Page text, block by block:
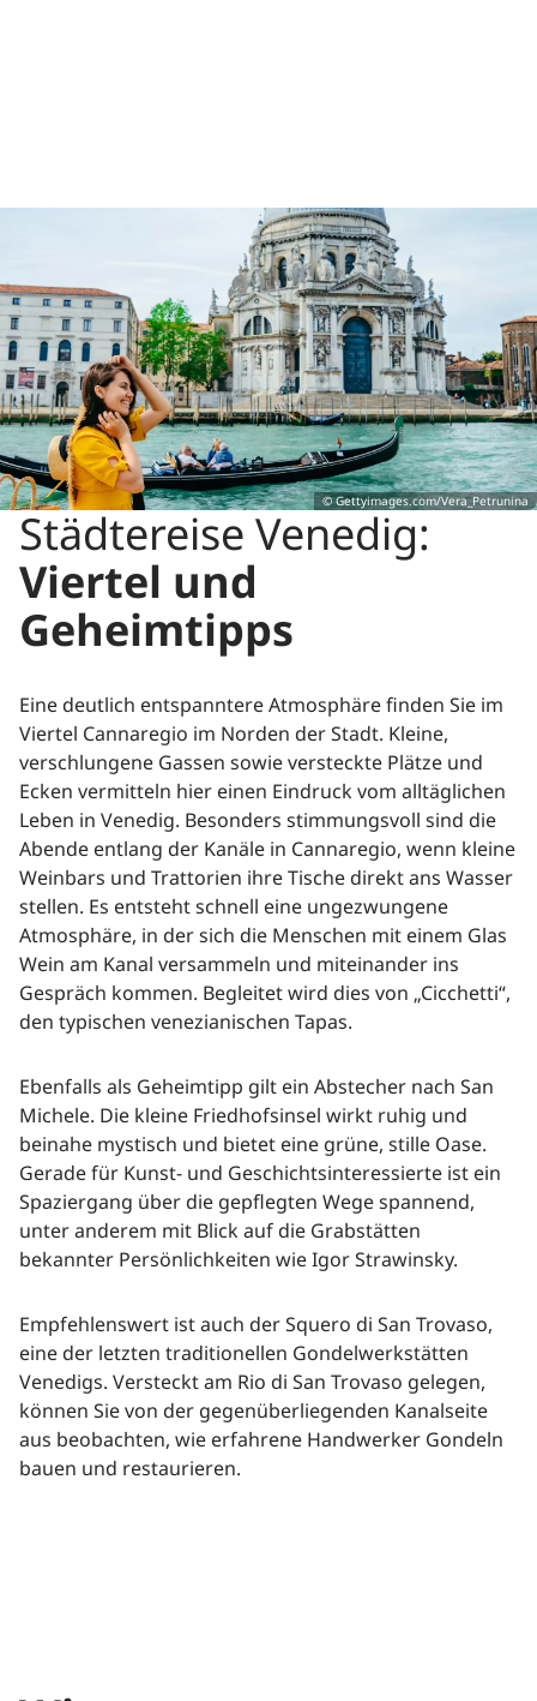
Städtereise Venedig:
Viertel und
Geheimtipps
Eine deutlich entspanntere Atmosphäre finden Sie im
Viertel Cannaregio im Norden der Stadt. Kleine,
verschlungene Gassen sowie versteckte Plätze und
Ecken vermitteln hier einen Eindruck vom alltäglichen
Leben in Venedig. Besonders stimmungsvoll sind die
Abende entlang der Kanäle in Cannaregio, wenn kleine
Weinbars und Trattorien ihre Tische direkt ans Wasser
stellen. Es entsteht schnell eine ungezwungene
Atmosphäre, in der sich die Menschen mit einem Glas
Wein am Kanal versammeln und miteinander ins
Gespräch kommen. Begleitet wird dies von „Cicchetti“,
den typischen venezianischen Tapas.
Ebenfalls als Geheimtipp gilt ein Abstecher nach San
Michele. Die kleine Friedhofsinsel wirkt ruhig und
beinahe mystisch und bietet eine grüne, stille Oase.
Gerade für Kunst- und Geschichtsinteressierte ist ein
Spaziergang über die gepflegten Wege spannend,
unter anderem mit Blick auf die Grabstätten
bekannter Persönlichkeiten wie Igor Strawinsky.
Empfehlenswert ist auch der Squero di San Trovaso,
eine der letzten traditionellen Gondelwerkstätten
Venedigs. Versteckt am Rio di San Trovaso gelegen,
können Sie von der gegenüberliegenden Kanalseite
aus beobachten, wie erfahrene Handwerker Gondeln
bauen und restaurieren.
© Gettyimages.com/Vera_Petrunina